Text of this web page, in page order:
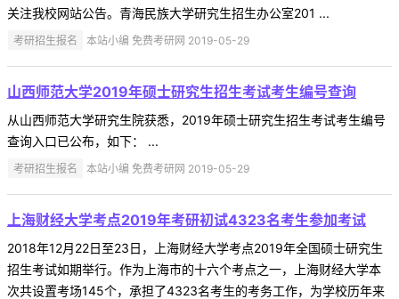
关注我校网站公告。青海民族大学研究生招生办公室201 ...
考研招生报名 本站小编 免费考研网 2019-05-29
山西师范大学2019年硕士研究生招生考试考生编号查询
从山西师范大学研究生院获悉，2019年硕士研究生招生考试考生编号
查询入口已公布，如下： ...
考研招生报名 本站小编 免费考研网 2019-05-29
上海财经大学考点2019年考研初试4323名考生参加考试
2018年12月22日至23日，上海财经大学考点2019年全国硕士研究生
招生考试如期举行。作为上海市的十六个考点之一，上海财经大学本
次共设置考场145个，承担了4323名考生的考务工作，为学校历年来